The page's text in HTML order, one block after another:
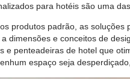
para hotéis são uma
produtos padrão, as
dimensões e conceitos de
e penteadeiras de hotel que
espaço seja